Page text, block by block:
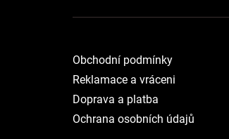
Obchodní podmínky
Reklamace a vráceni
Doprava a platba
Ochrana osobních údajů